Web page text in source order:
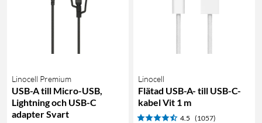
Linocell Premium
USB-A till Micro-USB,
Lightning och USB-C
adapter Svart
Linocell
Flätad USB-A- till USB-C-
kabel Vit 1 m
4.5 (1057)